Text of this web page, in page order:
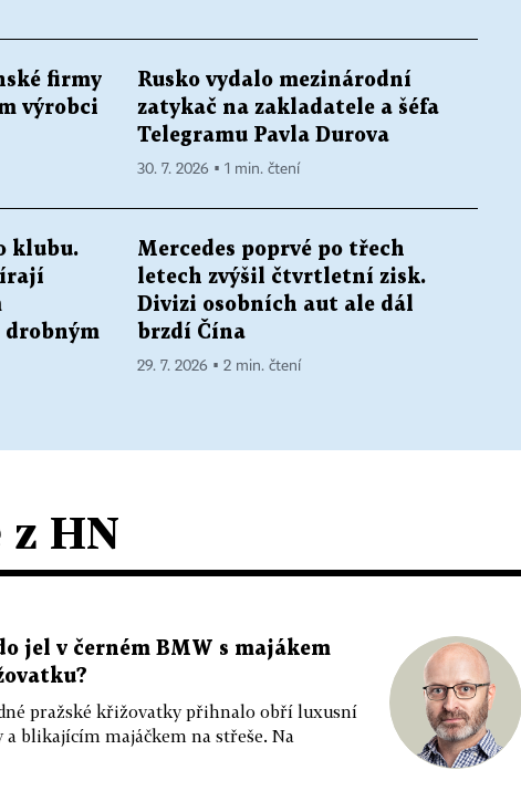
firmy
výrobci
Rusko vydalo mezinárodní
zatykač na zakladatele a šéfa
Telegramu Pavla Durova
30. 7. 2026 ▪ 1 min. čtení
klubu.
drobným
Mercedes poprvé po třech
letech zvýšil čtvrtletní zisk.
Divizi osobních aut ale dál
brzdí Čína
29. 7. 2026 ▪ 2 min. čtení
HN
jel v černém BMW s majákem
pražské křižovatky přihnalo obří luxusní
blikajícím majáčkem na střeše. Na